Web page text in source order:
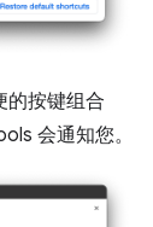
的按键组合
会通知您。